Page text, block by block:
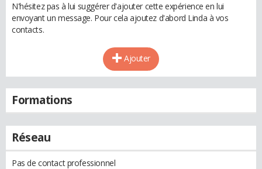
N'hésitez pas à lui suggérer d'ajouter cette expérience en lui
envoyant un message. Pour cela ajoutez d'abord Linda à vos
contacts.
Ajouter
Formations
Réseau
Pas de contact professionnel